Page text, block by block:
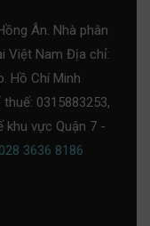
Ân. Nhà phân
Việt Nam Địa chỉ:
Hồ Chí Minh
thuế: 0315883253,
khu vực Quận 7 -
028 3636 8186